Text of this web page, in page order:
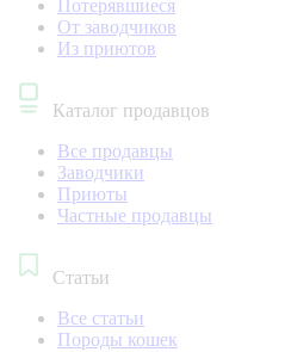
Потерявшиеся
От заводчиков
Из приютов
Каталог продавцов
Все продавцы
Заводчики
Приюты
Частные продавцы
Статьи
Все статьи
Породы кошек